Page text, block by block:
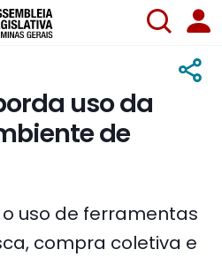
uso da
de
uso de ferramentas
compra coletiva e